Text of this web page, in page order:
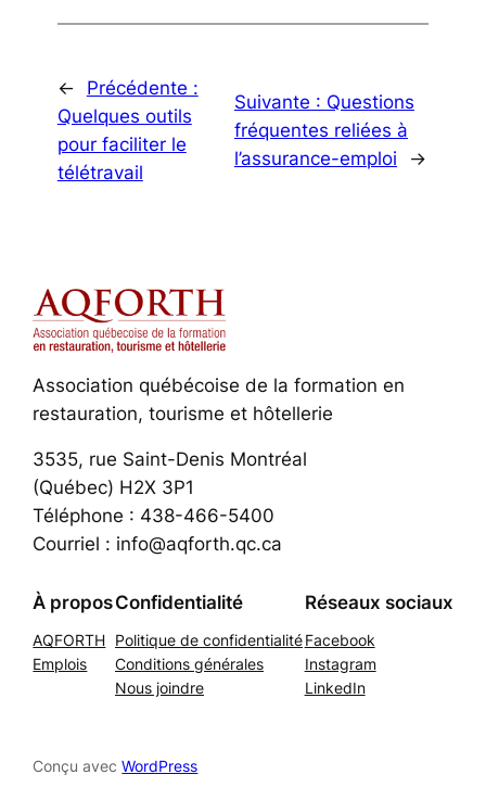
←
Précédente :
Quelques outils
pour faciliter le
télétravail
Suivante : Questions
fréquentes reliées à
l’assurance-emploi
→
Association québécoise de la formation en
restauration, tourisme et hôtellerie
3535, rue Saint-Denis Montréal
(Québec) H2X 3P1
Téléphone : 438-466-5400
Courriel : info@aqforth.qc.ca
À propos
AQFORTH
Emplois
Confidentialité
Politique de confidentialité
Conditions générales
Nous joindre
Réseaux sociaux
Facebook
Instagram
LinkedIn
Conçu avecWordPress